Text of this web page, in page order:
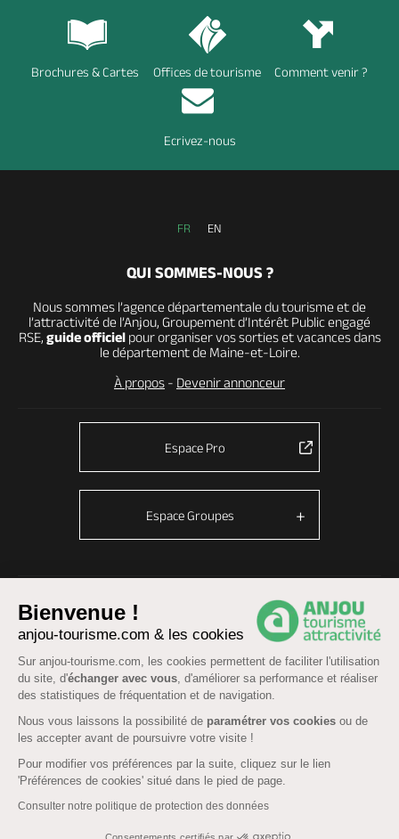
Bienvenue !
anjou-tourisme.com & les cookies
Sur anjou-tourisme.com, les cookies permettent de faciliter l'utilisation
du site, d'échanger avec vous, d'améliorer sa performance et réaliser
des statistiques de fréquentation et de navigation.
Nous vous laissons la possibilité de paramétrer vos cookies ou de
les accepter avant de poursuivre votre visite !
Pour modifier vos préférences par la suite, cliquez sur le lien
'Préférences de cookies' situé dans le pied de page.
Consulter notre politique de protection des données
Consentements certifiés par
Brochures & Cartes Offices de tourisme Comment venir ?
Ecrivez-nous
FR EN
QUI SOMMES-NOUS ?
Nous sommes l’agence départementale du tourisme et de
l’attractivité de l’Anjou, Groupement d’Intérêt Public engagé
RSE, guide officielpour organiser vos sorties et vacances dans
le département de Maine-et-Loire.
À propos - Devenir annonceur
Espace Pro
Espace Groupes
Données personnelles -Cookies